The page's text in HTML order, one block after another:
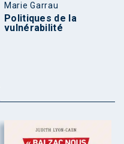
Marie Garrau
Politiques de la
vulnérabilité